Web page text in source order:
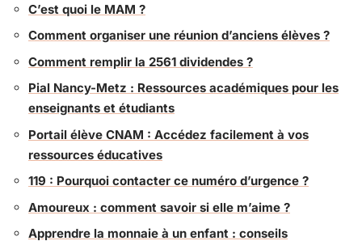
C’est quoi le MAM ?
Comment organiser une réunion d’anciens élèves ?
Comment remplir la 2561 dividendes ?
Pial Nancy-Metz : Ressources académiques pour les
enseignants et étudiants
Portail élève CNAM : Accédez facilement à vos
ressources éducatives
119 : Pourquoi contacter ce numéro d’urgence ?
Amoureux : comment savoir si elle m’aime ?
Apprendre la monnaie à un enfant : conseils